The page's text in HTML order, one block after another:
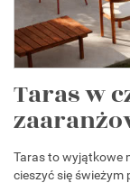
Taras w
Taras to wyjątkowe
cieszyć się świeżym